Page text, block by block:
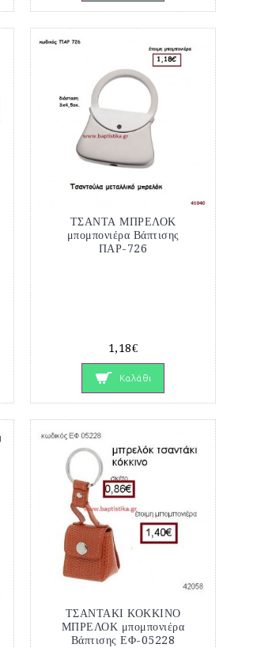
ΤΣΑΝΤΑ ΜΠΡΕΛΟΚ
μπομπονιέρα Βάπτισης
ΠΑΡ-726
1,18€
Καλάθι
ΤΣΑΝΤΑΚΙ ΚΟΚΚΙΝΟ
ΜΠΡΕΛΟΚ μπομπονιέρα
Βάπτισης ΕΦ-05228